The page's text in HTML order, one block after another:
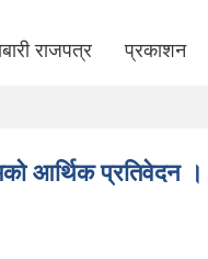
राजपत्र प्रकाशन
आर्थिक प्रतिवेदन ।